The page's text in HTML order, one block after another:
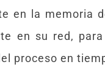
en la memoria
en su red,
proceso en